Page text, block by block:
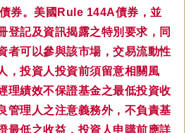
券。美國Rule 144A債券，並
登記及資訊揭露之特別要求，同
者可以參與該市場，交易流動性
，投資人投資前須留意相關風
理績效不保證基金之最低投資收
管理人之注意義務外，不負責基
最低之收益，投資人申購前應詳